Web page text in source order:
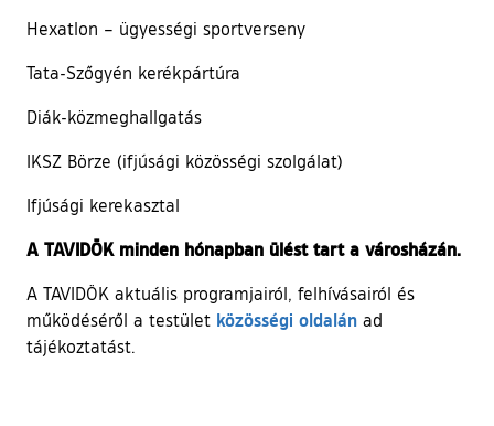
Hexatlon – ügyességi sportverseny
Tata-Szőgyén kerékpártúra
Diák-közmeghallgatás
IKSZ Börze (ifjúsági közösségi szolgálat)
Ifjúsági kerekasztal
A TAVIDÖK minden hónapban ülést tart a városházán.
A TAVIDÖK aktuális programjairól, felhívásairól és
működéséről a testület közösségi oldalán(külső
ad
tájékoztatást.